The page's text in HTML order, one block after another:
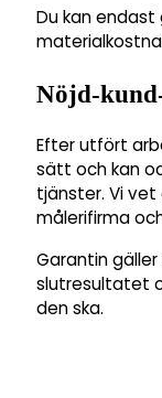
Du kan
Nöjd-
Efter utfört
sätt och kan
tjänster. Vi
målerifirma
Garantin
slutresultatet
den ska.